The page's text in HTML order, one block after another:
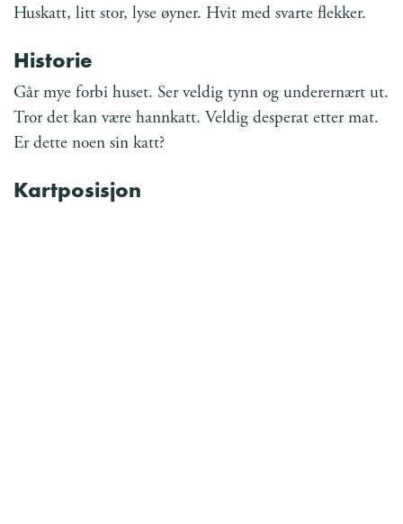
Huskatt, litt stor, lyse øyner. Hvit med svarte flekker.
Historie
Går mye forbi huset. Ser veldig tynn og underernært ut.
Tror det kan være hannkatt. Veldig desperat etter mat.
Er dette noen sin katt?
Kartposisjon